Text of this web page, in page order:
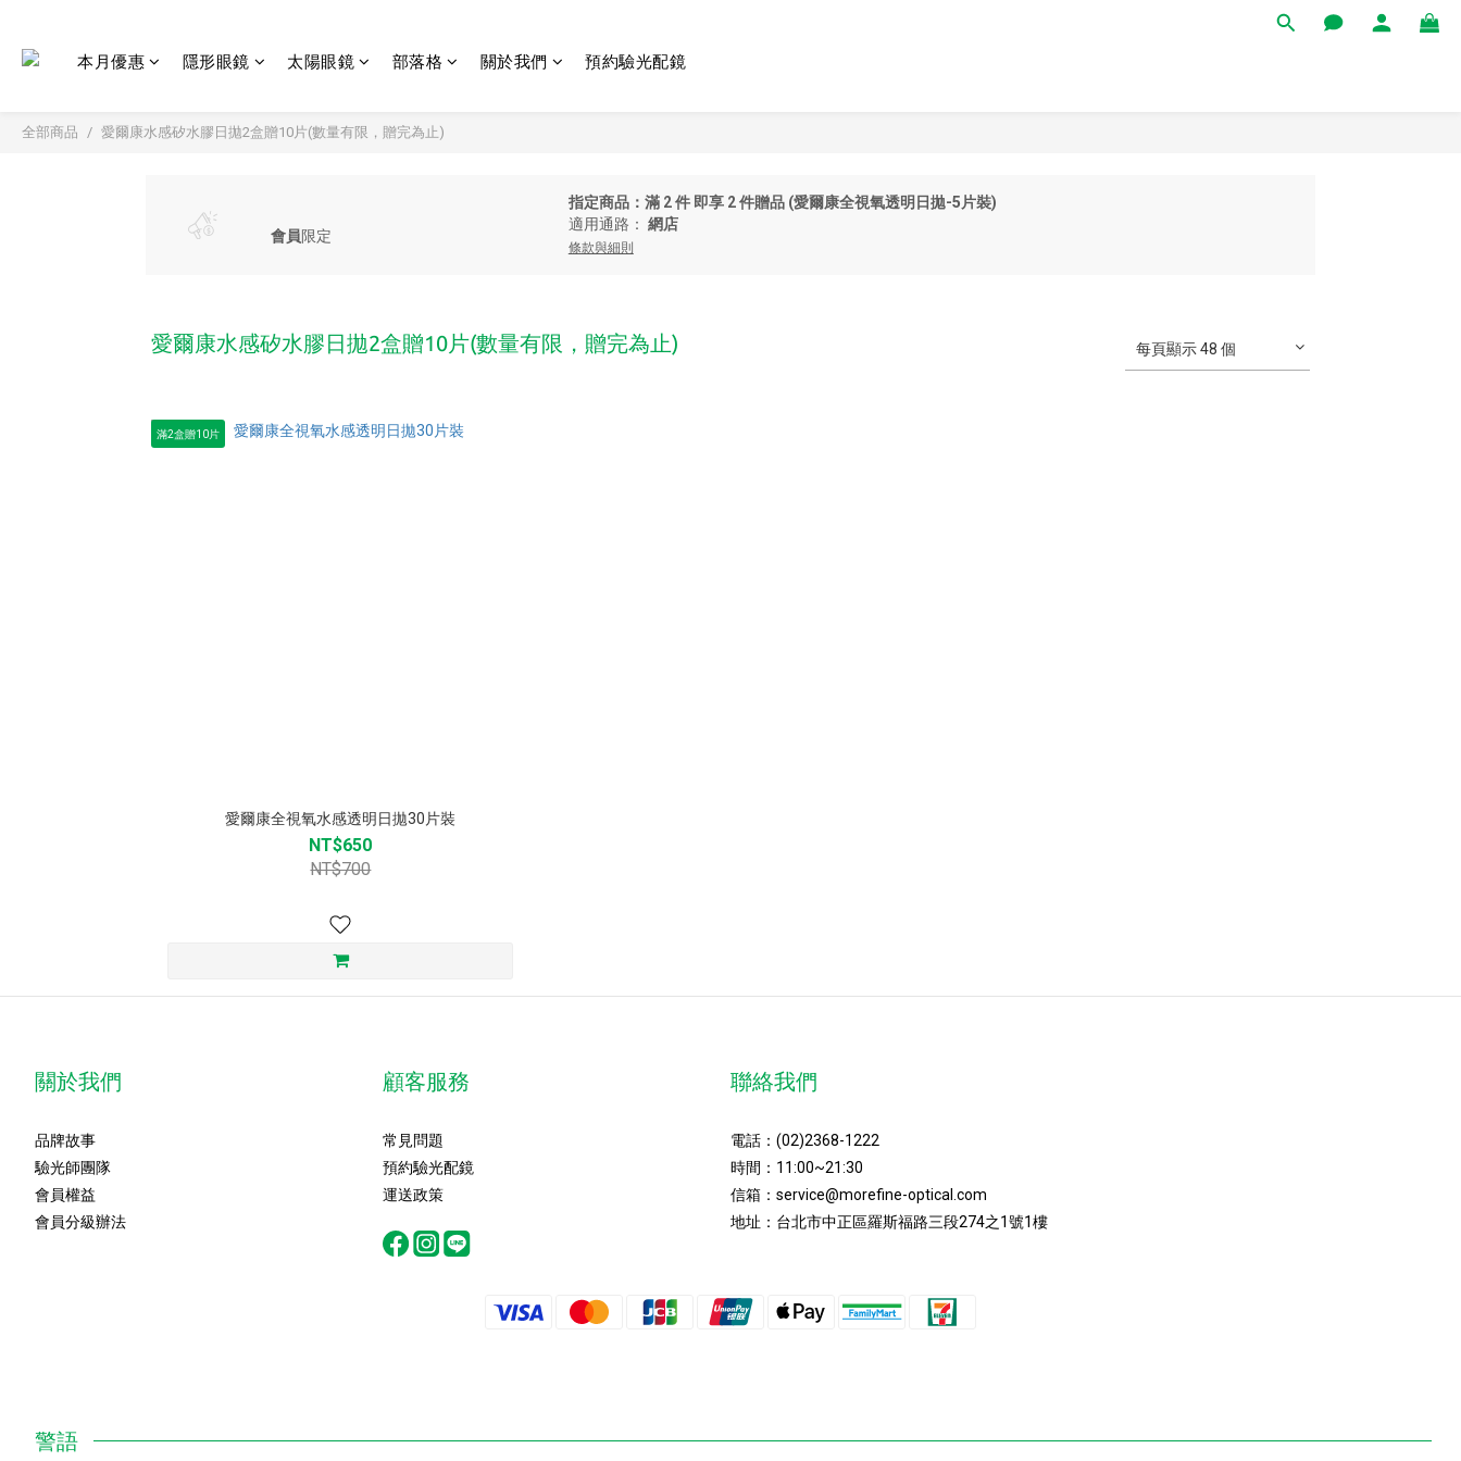
本月優惠 隱形眼鏡 太陽眼鏡 部落格 關於我們 預約驗光配鏡
全部商品 愛爾康水感矽水膠日拋2盒贈10片(數量有限，贈完為止)
會員限定
指定商品：滿 2 件 即享 2 件贈品 (愛爾康全視氧透明日拋-5片裝)
適用通路： 網店
條款與細則
愛爾康水感矽水膠日拋2盒贈10片(數量有限，贈完為止) 每頁顯示 48 個
滿2盒贈10片
愛爾康全視氧水感透明日拋30片裝
NT$650
NT$700
關於我們
品牌故事
驗光師團隊
會員權益
會員分級辦法
顧客服務
常見問題
預約驗光配鏡
運送政策
聯絡我們
電話： (02)2368-1222
時間：11:00~21:30
信箱： service@morefine-optical.com
地址： 台北市中正區羅斯福路三段274之1號1樓